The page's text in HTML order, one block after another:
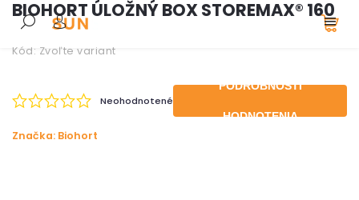
BIOHORT ÚLOŽNÝ BOX STOREMAX® 160
Kód: Zvoľte variant
Neohodnotené
PODROBNOSTI
HODNOTENIA
Značka: Biohort